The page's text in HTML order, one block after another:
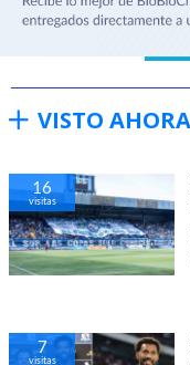
VISTO AHORA
16
visitas
7
visitas